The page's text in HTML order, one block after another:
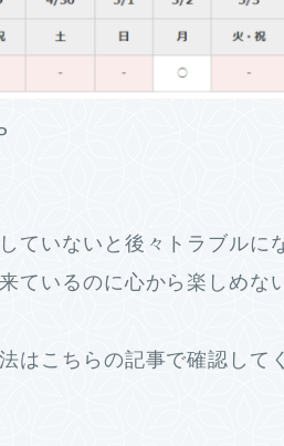
ていないと後々トラブルに
ているのに心から楽しめな
はこちらの記事で確認して